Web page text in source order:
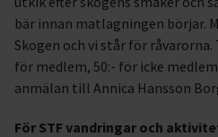
bär innan matlagningen börjar.
Skogen och vi står för råvarorna.
för medlem, 50:- för icke
anmälan till Annica Hansson
För STF vandringar och